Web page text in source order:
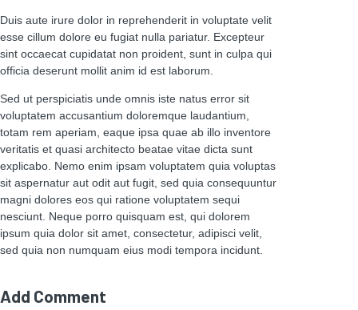
Duis aute irure dolor in reprehenderit in voluptate velit
esse cillum dolore eu fugiat nulla pariatur. Excepteur
sint occaecat cupidatat non proident, sunt in culpa qui
officia deserunt mollit anim id est laborum.
Sed ut perspiciatis unde omnis iste natus error sit
voluptatem accusantium doloremque laudantium,
totam rem aperiam, eaque ipsa quae ab illo inventore
veritatis et quasi architecto beatae vitae dicta sunt
explicabo. Nemo enim ipsam voluptatem quia voluptas
sit aspernatur aut odit aut fugit, sed quia consequuntur
magni dolores eos qui ratione voluptatem sequi
nesciunt. Neque porro quisquam est, qui dolorem
ipsum quia dolor sit amet, consectetur, adipisci velit,
sed quia non numquam eius modi tempora incidunt.
Add Comment